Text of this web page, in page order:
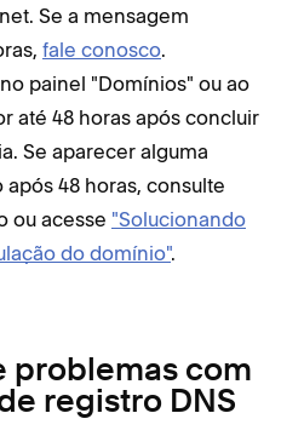
Se a mensagem
fale conosco.
painel "Domínios" ou ao
até 48 horas após concluir
Se aparecer alguma
48 horas, consulte
ou acesse "Solucionando
do domínio".
problemas com
registro DNS